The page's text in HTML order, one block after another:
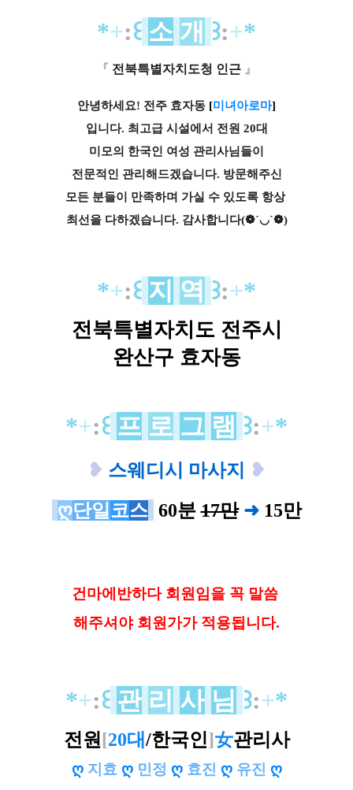
*+:꒰ 소 개 ꒱:+*
『 전북특별자치도청 인근 』
안녕하세요! 전주 효자동 [미녀아로마]
입니다. 최고급 시설에서 전원 20대
미모의 한국인 여성 관리사님들이
전문적인 관리해드겠습니다. 방문해주신
모든 분들이 만족하며 가실 수 있도록 항상
최선을 다하겠습니다. 감사합니다(❁´◡`❁)
*+:꒰ 지 역 ꒱:+*
전북특별자치도 전주시
완산구 효자동
*+:꒰ 프 로 그 램 ꒱:+*
❥ 스웨디시 마사지
❥
ღ단일 코스 60분 17만 ➜ 15만
건마에반하다 회원임을 꼭 말씀
해 주셔야 회원가가 적용됩니다.
*+:꒰ 관 리 사 님 ꒱:+*
전원 [20대/한국인]女관리사
ღ지효 ღ 민정 ღ 효진 ღ 유진 ღ